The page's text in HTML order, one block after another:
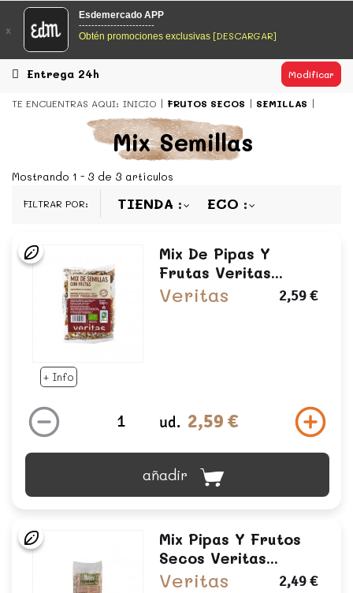
EsDeMercado.com
EsDeMercado.com
los mejores mercados de Barcelona y de productores
locales.
READ MORE
EsDeMercado.com
te lleva a casa los mejores productos de
los mejores mercados de Barcelona y de productores
x
Esdemercado APP
------------------------
Obtén promociones exclusivas [DESCARGAR]
Entrega 24h Modificar
TE ENCUENTRAS AQUI: INICIO FRUTOS SECOS SEMILLAS
Mix Semillas
Mostrando 1 - 3 de 3 artículos
FILTRAR POR: TIENDA ECO
+ Info
Mix De Pipas Y
Frutas Veritas...
Veritas 2,59 €
ud. 2,59 €
añadir
Mix Pipas Y Frutos
Secos Veritas...
Veritas 2,49 €